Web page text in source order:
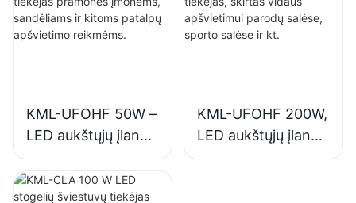
sandėliams ir
kitoms patalpų
pramonės įmonėse,
sporto salėse ir kt.
KML-UFOHF 50W –
LED aukštųjų įlankų
šviestuvų tiekėjas
pramonės
įmonėms,
KML-UFOHF 200W,
LED aukštųjų įlankų
šviestuvų tiekėjas,